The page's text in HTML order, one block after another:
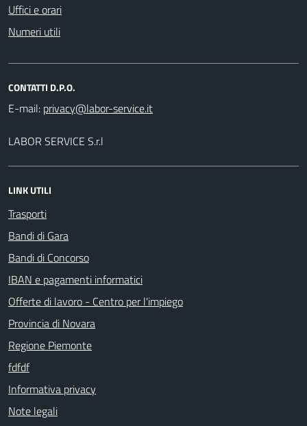
Uffici e orari
Numeri utili
CONTATTI D.P.O.
E-mail:
LABOR SERVICE S.r.l
LINK UTILI
Trasporti
Bandi di Gara
Bandi di Concorso
IBAN e pagamenti informatici
Offerte di lavoro - Centro per l'impiego
Provincia di Novara
Regione Piemonte
fdfdf
Informativa privacy
Note legali